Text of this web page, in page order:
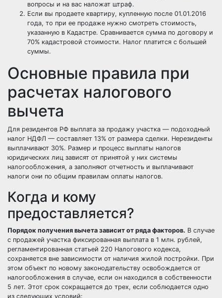
вопросы и на вас наложат штраф.
Если вы продаете квартиру, купленную после 01.01.2016
года, то при ее продаже нужно смотреть стоимость,
указанную в Кадастре. Сравнивается сумма по договору и
70% кадастровой стоимости. Налог платится с большей
суммы.
Основные правила при
расчетах налогового
вычета
Для резидентов РФ выплата за продажу участка — подоходный
налог НДФЛ — составляет 13% от размера сделки. Нерезиденты
выплачивают 30%. Размер и процесс выплаты налогов
юридических лиц зависят от принятой у них системы
налогообложения, а заполняют отчетность и выплачивают
налоги они по общим правилам оплаты налогов.
Когда и кому
предоставляется?
Порядок получения вычета зависит от ряда факторов. В случае
с продажей участка фиксированная выплата в 1 млн. рублей,
регламентированная статьей 220 Налогового кодекса,
сохраняется вне зависимости от наличия жилой постройки. При
этом объект по новому законодательству освобождается от
налогообложения в случае, если он находился в собственности
5 лет. Этот срок сокращается до трех, если соблюдается одно
из следующих условий: